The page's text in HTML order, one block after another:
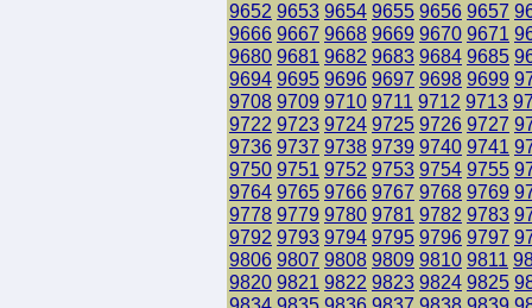
9652 9653 9654 9655 9656 9657
9666 9667 9668 9669 9670 9671
9680 9681 9682 9683 9684 9685
9694 9695 9696 9697 9698 9699
9708 9709 9710 9711 9712 9713
9722 9723 9724 9725 9726 9727
9736 9737 9738 9739 9740 9741
9750 9751 9752 9753 9754 9755
9764 9765 9766 9767 9768 9769
9778 9779 9780 9781 9782 9783
9792 9793 9794 9795 9796 9797
9806 9807 9808 9809 9810 9811
9820 9821 9822 9823 9824 9825